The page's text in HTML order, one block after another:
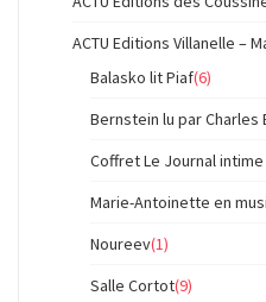
ACTU Editions Villanelle –
Balasko lit Piaf(6)
Bernstein lu par Charles
Coffret Le Journal
Marie-Antoinette en
Noureev(1)
Salle Cortot(9)